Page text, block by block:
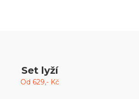
Set lyží
Od 629,- Kč